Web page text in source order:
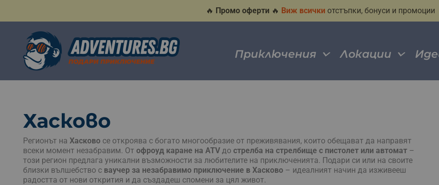
🔥 Промо оферти 🔥 Виж всички отстъпки, бонуси и промоции
Приключения Локации
Хасково
Регионът на Хасково се откроява с богато многообразие от преживявания, които обещават да направят
всеки момент незабравим. От офроуд каране на ATV до стрелба на стрелбище с пистолет или автомат –
този регион предлага уникални възможности за любителите на приключенията. Подари си или на своите
близки вълшебство с ваучер за незабравимо приключение в Хасково – идеалният начин да изживееш
радостта от нови открития и да създадеш спомени за цял живот.